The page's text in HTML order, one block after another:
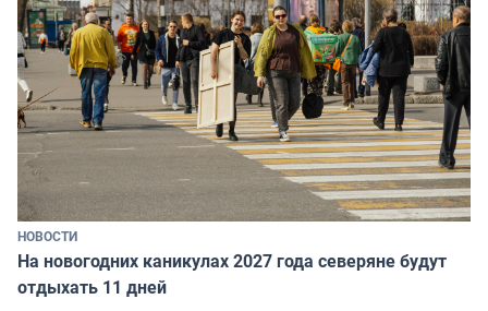
НОВОСТИ
На новогодних каникулах 2027 года северяне будут
отдыхать 11 дней